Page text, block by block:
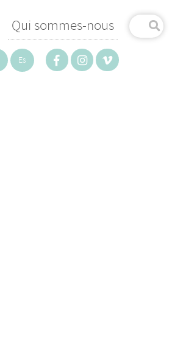
Qui sommes-nous
Es